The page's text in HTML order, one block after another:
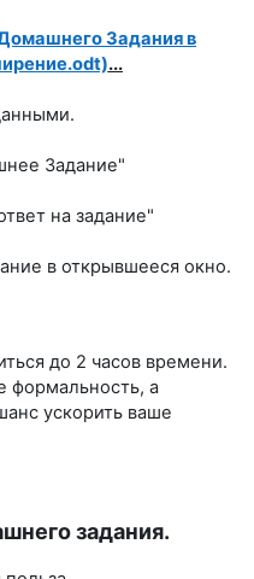
Задания в
...
Задание"
на задание"
в открывшееся окно.
до 2 часов времени.
формальность, а
ускорить ваше
задания.